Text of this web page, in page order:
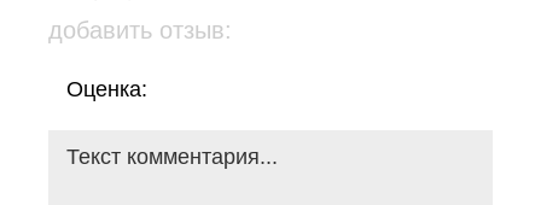
добавить отзыв:
Оценка: